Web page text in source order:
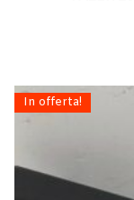
In offerta!